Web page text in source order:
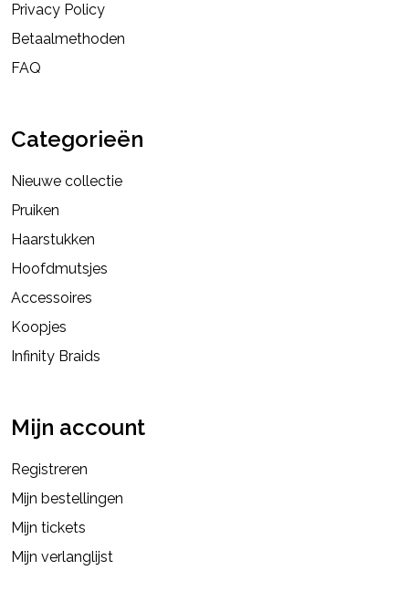
Privacy Policy
Betaalmethoden
FAQ
Categorieën
Nieuwe collectie
Pruiken
Haarstukken
Hoofdmutsjes
Accessoires
Koopjes
Infinity Braids
Mijn account
Registreren
Mijn bestellingen
Mijn tickets
Mijn verlanglijst